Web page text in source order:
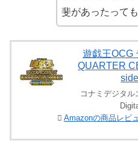
斐があったっても
遊戯王OCG
QUARTER
コナミデジタ
Amazonの商品レビ